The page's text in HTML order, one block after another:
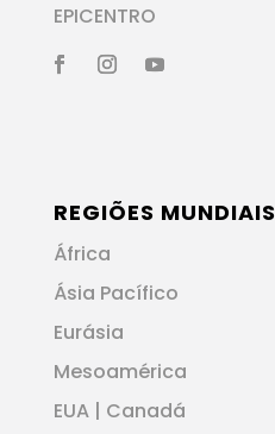
EPICENTRO
REGIÕES MUNDIAIS
África
Ásia Pacífico
Eurásia
Mesoamérica
EUA | Canadá